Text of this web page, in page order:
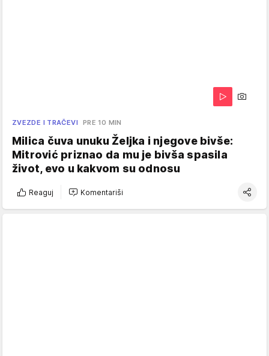
ZVEZDE I TRAČEVI PRE 10 MIN
Milica čuva unuku Željka i njegove bivše:
Mitrović priznao da mu je bivša spasila
život, evo u kakvom su odnosu
Reaguj Komentariši